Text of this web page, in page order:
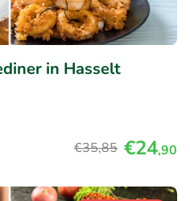
in Hasselt
€35,85 €24,90